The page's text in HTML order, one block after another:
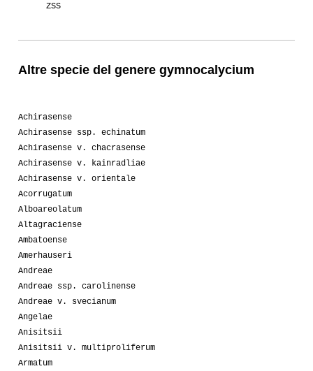
ZSS
Altre specie del genere gymnocalycium
Achirasense
Achirasense ssp. echinatum
Achirasense v. chacrasense
Achirasense v. kainradliae
Achirasense v. orientale
Acorrugatum
Alboareolatum
Altagraciense
Ambatoense
Amerhauseri
Andreae
Andreae ssp. carolinense
Andreae v. svecianum
Angelae
Anisitsii
Anisitsii v. multiproliferum
Armatum